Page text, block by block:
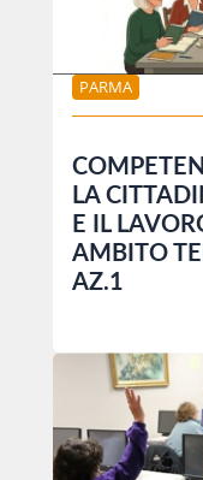
PARMA
LA
E IL
AMBITO
AZ.1